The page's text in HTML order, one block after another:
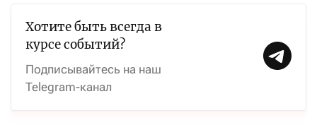
Хотите быть всегда в
курсе событий?
Подписывайтесь на наш
Telegram-канал